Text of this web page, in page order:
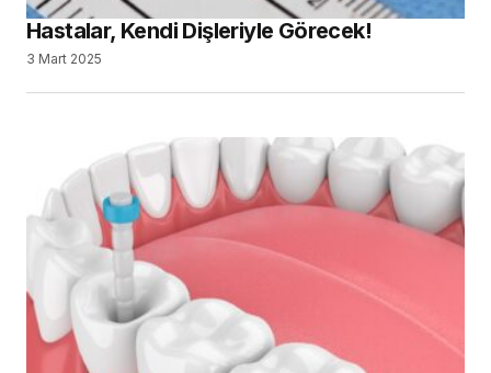
Hastalar, Kendi Dişleriyle Görecek!
3 Mart 2025